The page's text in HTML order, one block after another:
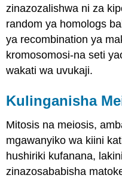
zinazozalishwa ni za
random ya homologs
ya recombination ya
kromosomosi-na seti
wakati wa uvukaji.
Kulinganisha
Mitosis na meiosis,
mgawanyiko wa kiini
hushiriki kufanana,
zinazosababisha